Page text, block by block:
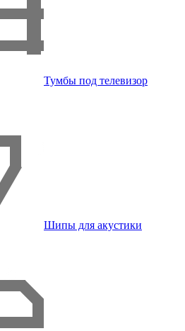
Тумбы под телевизор
Шипы для акустики